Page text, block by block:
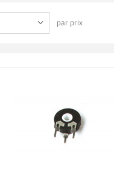
par prix